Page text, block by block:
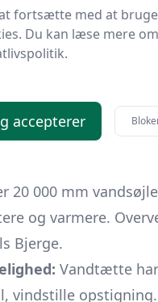
uden at
under klatresele og
skaber billige
vinder den
20 000 mm
og varmere.
Bjerge.
Vandtætte
vindstille opstigning.
fortsætte med at
Du kan læse mere
accepterer